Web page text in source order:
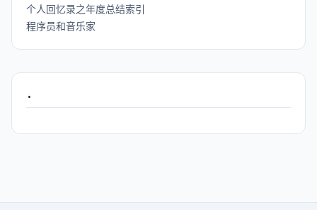
个人回忆录之年度总结索引
程序员和音乐家
.